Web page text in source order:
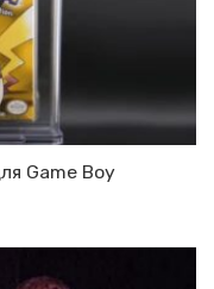
Game Boy